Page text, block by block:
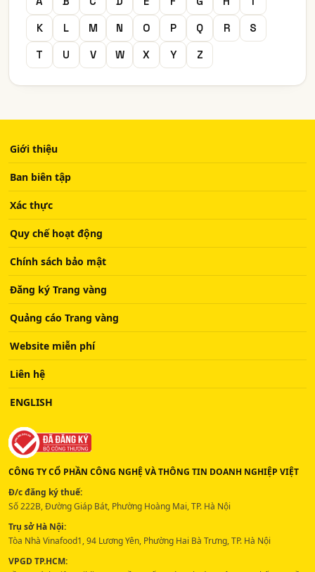
K
L M N O P Q R
S
T
U V W X Y Z
Giới thiệu
Ban biên tập
Xác thực
Quy chế hoạt động
Chính sách bảo mật
Đăng ký Trang vàng
Quảng cáo Trang vàng
Website miễn phí
Liên hệ
ENGLISH
CÔNG TY CỔ PHẦN CÔNG NGHỆ VÀ THÔNG TIN DOANH NGHIỆP VIỆT
Đ/c đăng ký thuế:
Số 222B, Đường Giáp Bát, Phường Hoàng Mai, TP. Hà Nội
Trụ sở Hà Nội:
Tòa Nhà Vinafood1, 94 Lương Yên, Phường Hai Bà Trưng, TP. Hà Nội
VPGD TP.HCM: